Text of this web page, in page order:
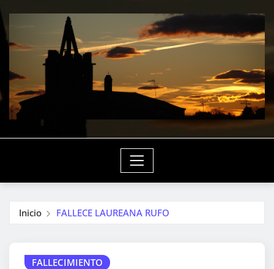
Inicio FALLECE LAUREANA RUFO
FALLECIMIENTO